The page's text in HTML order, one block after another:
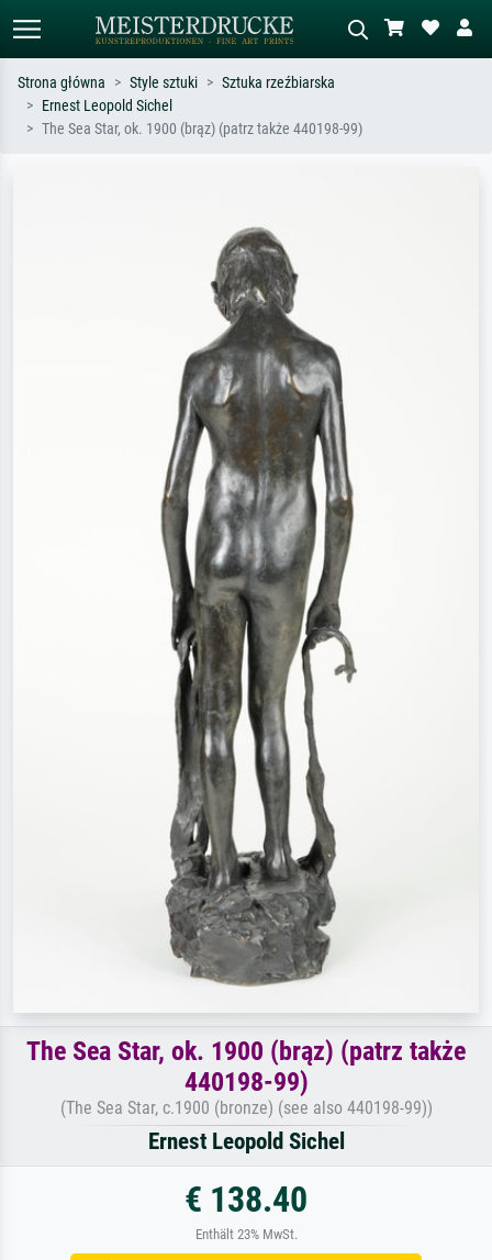
Wyszukiwanie standardowe Wyszukiwanie obrazów AI
Strona główna Style sztuki
Sztuka rzeźbiarska
Ernest Leopold Sichel
The Sea Star, ok. 1900 (brąz) (patrz także 440198-99)
The Sea Star, ok. 1900 (brąz) (patrz także
440198-99)
(The Sea Star, c.1900 (bronze) (see also 440198-99))
Ernest Leopold Sichel
€ 138.40
Enthält 23% MwSt.